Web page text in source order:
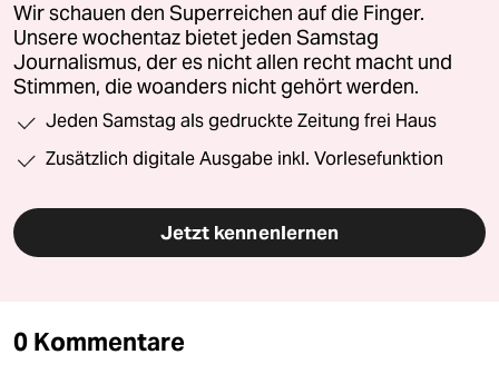
Wir schauen den Superreichen auf die Finger.
Unsere wochentaz bietet jeden Samstag
Journalismus, der es nicht allen recht macht und
Stimmen, die woanders nicht gehört werden.
Jeden Samstag als gedruckte Zeitung frei Haus
Zusätzlich digitale Ausgabe inkl. Vorlesefunktion
Jetzt kennenlernen
0 Kommentare